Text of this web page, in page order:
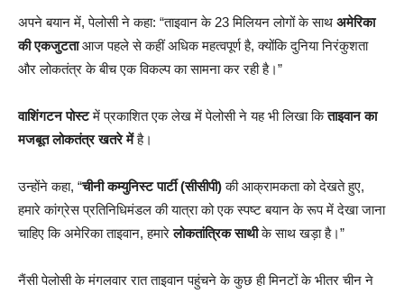
अपने बयान में, पेलोसी ने कहा: “ताइवान के 23 मिलियन लोगों के साथ अमेरिका
की एकजुटताआज पहले से कहीं अधिक महत्वपूर्ण है, क्योंकि दुनिया निरंकुशता
और लोकतंत्र के बीच एक विकल्प का सामना कर रही है।”
वाशिंगटन पोस्टमें प्रकाशित एक लेख में पेलोसी ने यह भी लिखा किताइवान का
मजबूत लोकतंत्र खतरे मेंहै।
उन्होंने कहा, “चीनी कम्युनिस्ट पार्टी (सीसीपी)की आक्रामकता को देखते हुए,
हमारे कांग्रेस प्रतिनिधिमंडल की यात्रा को एक स्पष्ट बयान के रूप में देखा जाना
चाहिए कि अमेरिका ताइवान, हमारेलोकतांत्रिक साथीके साथ खड़ा है।”
नैंसी पेलोसी के मंगलवार रात ताइवान पहुंचने के कुछ ही मिनटों के भीतर चीन ने